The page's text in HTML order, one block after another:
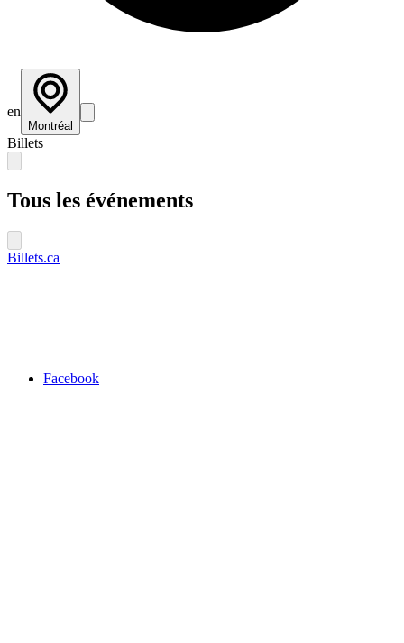
en
Montréal
Billets
Tous les événements
Billets.ca
Facebook